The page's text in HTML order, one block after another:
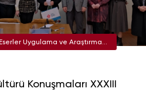
Uygulama ve Araştırma
Konuşmaları XXXIII